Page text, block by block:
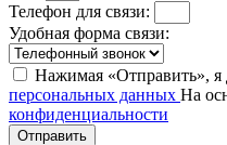
Телефон для связи:
Удобная форма связи:
Нажимая «Отправить», я
персональных данных На
конфиденциальности
Отправить